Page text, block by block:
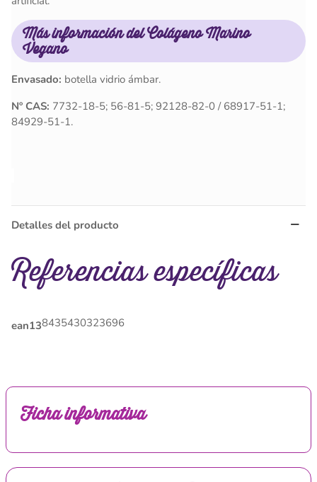
Más informacióndelColágeno Marino
Vegano
Envasado: botella vidrio ámbar.
Nº CAS: 7732-18-5; 56-81-5; 92128-82-0 / 68917-51-1;
84929-51-1.
Detalles del producto
Referencias específicas
ean138435430323696
Ficha informativa